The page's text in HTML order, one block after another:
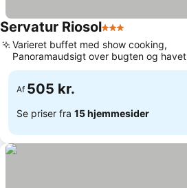
Servatur Riosol3 Stjerner
Varieret buffet med show cooking,
Panoramaudsigt over bugten og havet
Af 505 kr.
Se priser fra 15 hjemmesider